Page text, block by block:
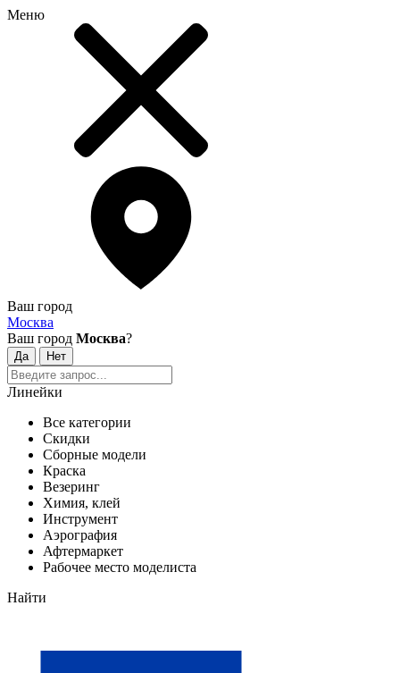
Меню
Ваш город
Москва
Ваш город Москва?
Линейки
Все категории
Скидки
Сборные модели
Краска
Везеринг
Химия, клей
Инструмент
Аэрография
Афтермаркет
Рабочее место моделиста
Найти